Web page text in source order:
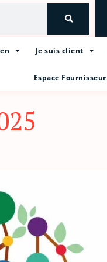
Je suis client
Espace Fournisseur